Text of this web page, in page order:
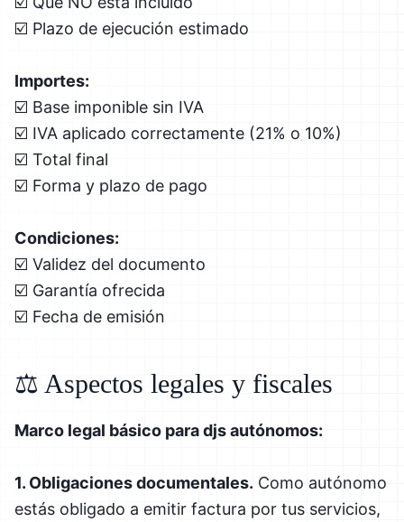
☑️ Plazo de ejecución estimado
Importes:
☑️ Base imponible sin IVA
☑️ IVA aplicado correctamente (21% o 10%)
☑️ Total final
☑️ Forma y plazo de pago
Condiciones:
☑️ Validez del documento
☑️ Garantía ofrecida
☑️ Fecha de emisión
⚖️ Aspectos legales y fiscales
Marco legal básico para djs autónomos:
1. Obligaciones documentales. Como autónomo
estás obligado a emitir factura por tus servicios,